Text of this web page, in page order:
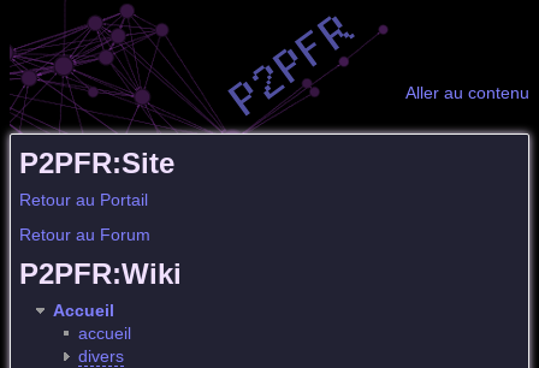
Aller au contenu
P2PFR:Site
Retour au Portail
Retour au Forum
P2PFR:Wiki
Accueil
accueil
divers